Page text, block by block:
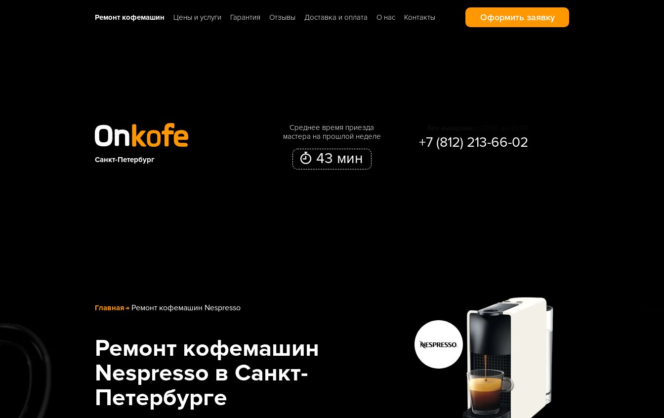
Ремонт кофемашин Цены и услуги Гарантия Отзывы Доставка и оплата О нас Контакты Оформить заявку
Санкт-Петербург
Cреднее время приезда
мастера на прошлой неделе
43 мин
+7 (812) 213-66-02
Главная Ремонт кофемашин Nespresso
Ремонт кофемашин
Nespresso в Санкт-
Петербурге